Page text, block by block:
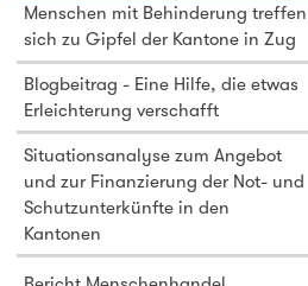
Menschen mit Behinderung treffen
sich zu Gipfel der Kantone in Zug
Blogbeitrag - Eine Hilfe, die etwas
Erleichterung verschafft
Situationsanalyse zum Angebot
und zur Finanzierung der Not- und
Schutzunterkünfte in den
Kantonen